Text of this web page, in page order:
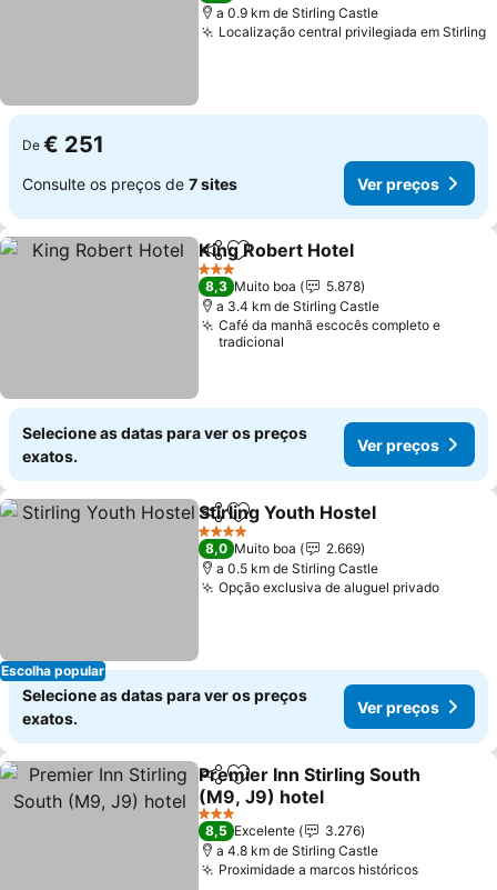
a 0.9 km de Stirling Castle
Localização central privilegiada em Stirling
De € 251
Consulte os preços de 7 sites Ver preços
PartilharAdicionar aos favoritos
King Robert Hotel
3 Estrelas
8,3 Muito boa
5.878
a 3.4 km de Stirling Castle
Café da manhã escocês completo e
tradicional
Selecione as datas para ver os preços
exatos.
Ver preços
Escolha popular
PartilharAdicionar aos favoritos
Stirling Youth Hostel
4 Estrelas
8,0 Muito boa
2.669
a 0.5 km de Stirling Castle
Opção exclusiva de aluguel privadoVer
Selecione as datas para ver os preços
exatos.
Ver preços
PartilharAdicionar aos favoritos
Premier Inn Stirling South
(M9, J9) hotel
Ver preços
3 Estrelas
8,5 Excelente
3.276
a 4.8 km de Stirling Castle
Proximidade a marcos históricosVer